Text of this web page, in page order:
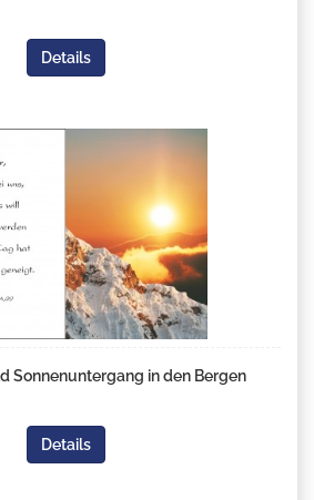
Details
Sonnenuntergang in den Bergen
Details